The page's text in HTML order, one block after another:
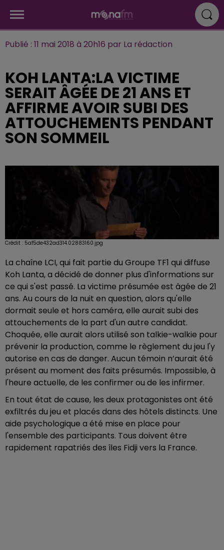
Publié : 11 mai 2018 à 20h16 par La rédaction
KOH LANTA:LA VICTIME
SERAIT ÂGÉE DE 21 ANS ET
AFFIRME AVOIR SUBI DES
ATTOUCHEMENTS PENDANT
SON SOMMEIL
Crédit : 5af5de432ad314.02883160.jpg
La chaîne LCI, qui fait partie du Groupe TF1 qui diffuse
Koh Lanta, a décidé de donner plus d'informations sur
ce qui s'est passé. La victime présumée est âgée de 21
ans. Au cours de la nuit en question, alors qu'elle
dormait seule et hors caméra, elle aurait subi des
attouchements de la part d'un autre candidat.
Choquée, elle aurait alors utilisé son talkie-walkie pour
prévenir la production, comme le règlement du jeu l'y
autorise en cas de danger. Aucun témoin n’aurait été
présent au moment des faits présumés. Impossible, à
l'heure actuelle, de les confirmer ou de les infirmer.
En tout état de cause, les deux protagonistes ont été
exfiltrés du jeu et placés dans des hôtels distincts. Une
aide psychologique a été mise en place pour
l'ensemble des participants. Tous doivent être
rapidement rapatriés des îles Fidji vers la France.